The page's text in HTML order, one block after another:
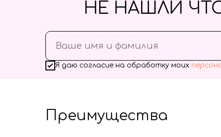
Я даю согласие на обработку моих
НЕ НАШЛИ
Преимущества